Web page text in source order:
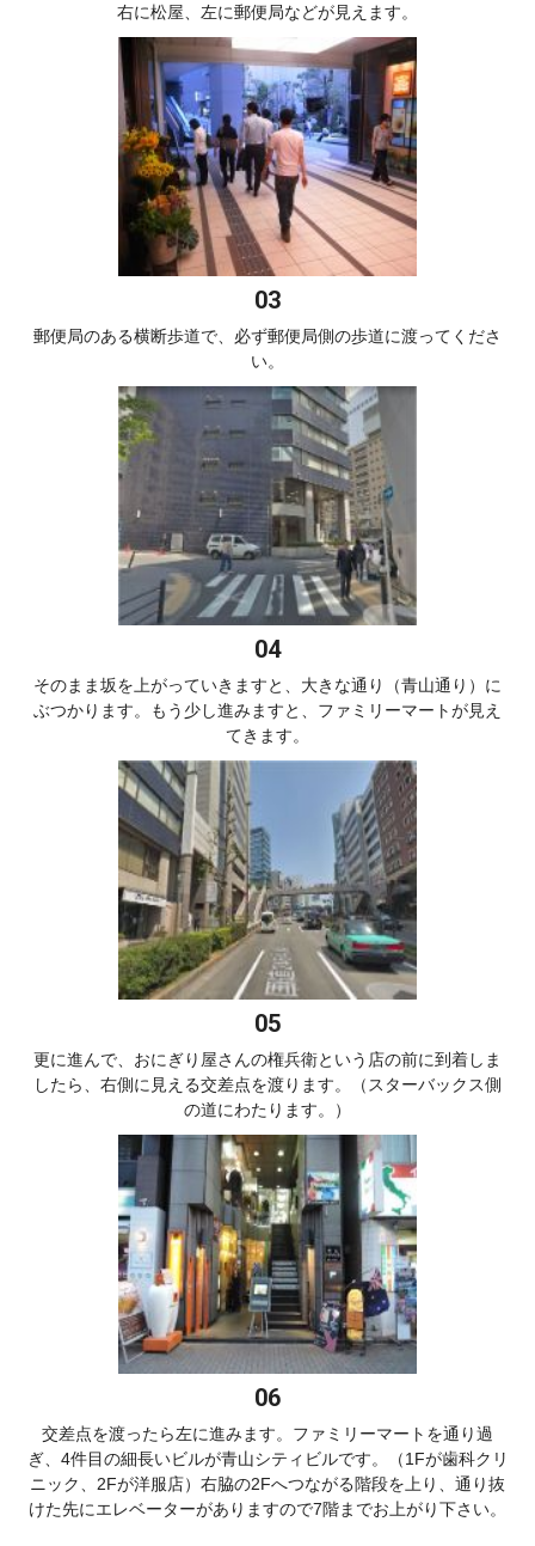
右に松屋、左に郵便局などが見えます。
郵便局のある横断歩道で、必ず郵便局側の歩道に渡ってくださ
い。
そのまま坂を上がっていきますと、大きな通り（青山通り）に
ぶつかります。もう少し進みますと、ファミリーマートが見え
てきます。
更に進んで、おにぎり屋さんの権兵衛という店の前に到着しま
したら、右側に見える交差点を渡ります。（スターバックス側
の道にわたります。）
交差点を渡ったら左に進みます。ファミリーマートを通り過
ぎ、4件目の細長いビルが青山シティビルです。（1Fが歯科クリ
ニック、2Fが洋服店）右脇の2Fへつながる階段を上り、通り抜
けた先にエレベーターがありますので7階までお上がり下さい。